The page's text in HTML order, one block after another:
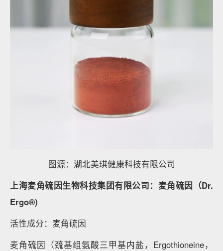
图源：湖北美琪健康科技有限公司
上海麦角硫因生物科技集团有限公司：麦角硫因（Dr.
Ergo®)
活性成分：麦角硫因
麦角硫因（巯基组氨酸三甲基内盐，Ergothioneine，